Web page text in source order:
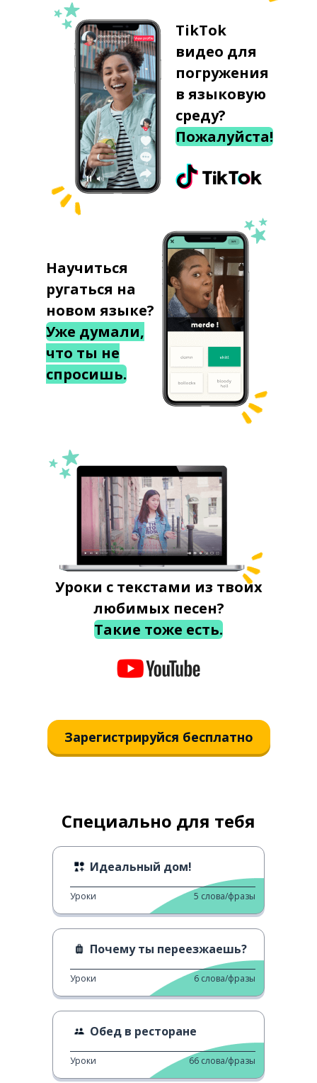
TikTok
видео для
погружения
в языковую
среду?
Пожалуйста!
Научиться
ругаться на
новом языке?
Уже думали,
что ты не
спросишь.
Уроки с текстами из твоих
любимых песен?
Такие тоже есть.
Зарегистрируйся бесплатно
Специально для тебя
Идеальный дом!
Уроки 5 слова/фразы
Почему ты переезжаешь?
Уроки 6 слова/фразы
Обед в ресторане
Уроки 66 слова/фразы